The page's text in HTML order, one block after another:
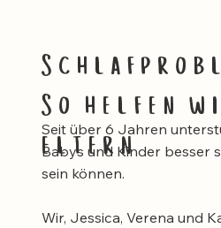
So helfen
eltern
Seit über 6 Jahren
Babys und Kinder besser
sein können.
Wir, Jessica, Verena und